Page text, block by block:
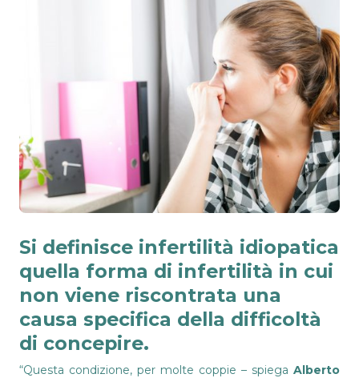
Si definisce infertilità idiopatica
quella forma di infertilità in cui
non viene riscontrata una
causa specifica della difficoltà
di concepire.
“Questa condizione, per molte coppie – spiega Alberto